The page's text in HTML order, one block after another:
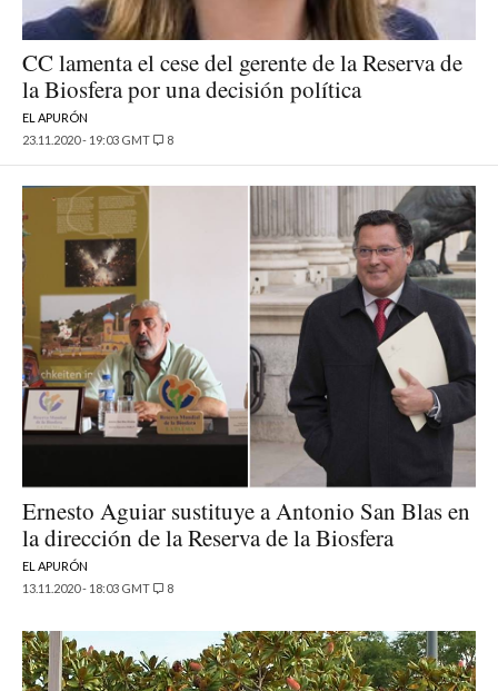
CC lamenta el cese del gerente de la Reserva de
la Biosfera por una decisión política
EL APURÓN
23.11.2020 - 19:03 GMT
8
Ernesto Aguiar sustituye a Antonio San Blas en
la dirección de la Reserva de la Biosfera
EL APURÓN
13.11.2020 - 18:03 GMT
8